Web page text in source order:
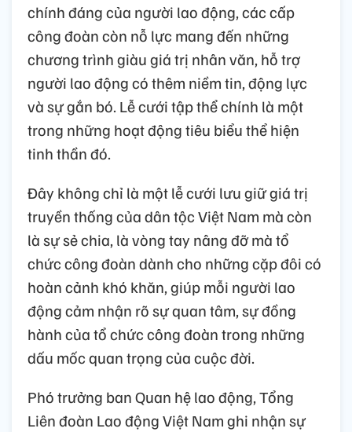
chính đáng của người lao động, các cấp
công đoàn còn nỗ lực mang đến những
chương trình giàu giá trị nhân văn, hỗ trợ
người lao động có thêm niềm tin, động lực
và sự gắn bó. Lễ cưới tập thể chính là một
trong những hoạt động tiêu biểu thể hiện
tinh thần đó.
Đây không chỉ là một lễ cưới lưu giữ giá trị
truyền thống của dân tộc Việt Nam mà còn
là sự sẻ chia, là vòng tay nâng đỡ mà tổ
chức công đoàn dành cho những cặp đôi có
hoàn cảnh khó khăn, giúp mỗi người lao
động cảm nhận rõ sự quan tâm, sự đồng
hành của tổ chức công đoàn trong những
dấu mốc quan trọng của cuộc đời.
Phó trưởng ban Quan hệ lao động, Tổng
Liên đoàn Lao động Việt Nam ghi nhận sự